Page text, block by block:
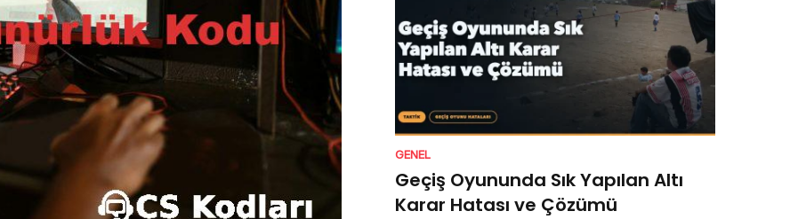
GENEL
Geçiş Oyununda Sık Yapılan Altı
Karar Hatası ve Çözümü